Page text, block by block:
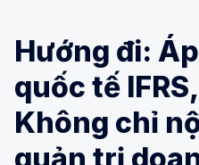
Hướng đi:
quốc tế
Không chỉ